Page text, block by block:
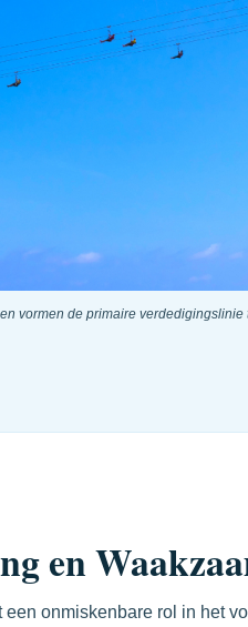
vormen de primaire
en
een onmiskenbare rol in het